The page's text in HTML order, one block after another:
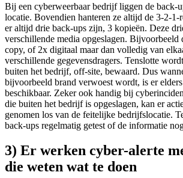
Bij een cyberweerbaar bedrijf liggen de back-
locatie. Bovendien hanteren ze altijd de 3-2-1-
er altijd drie back-ups zijn, 3 kopieën. Deze
verschillende media opgeslagen. Bijvoorbeeld
copy, of 2x digitaal maar dan volledig van
verschillende gegevensdragers. Tenslotte
buiten het bedrijf, off-site, bewaard. Dus
bijvoorbeeld brand verwoest wordt, is er
beschikbaar. Zeker ook handig bij
die buiten het bedrijf is opgeslagen, kan er
genomen los van de feitelijke bedrijfslocatie.
back-ups regelmatig getest of de informatie
3) Er werken cyber-alerte
die weten wat te doen